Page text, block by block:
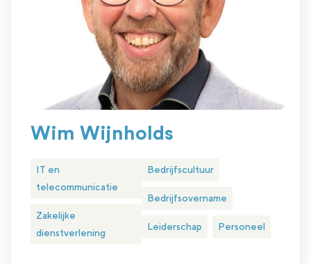
Wim Wijnholds
IT en
telecommunicatie
Zakelijke
dienstverlening
Bedrijfscultuur
Bedrijfsovername
Leiderschap Personeel